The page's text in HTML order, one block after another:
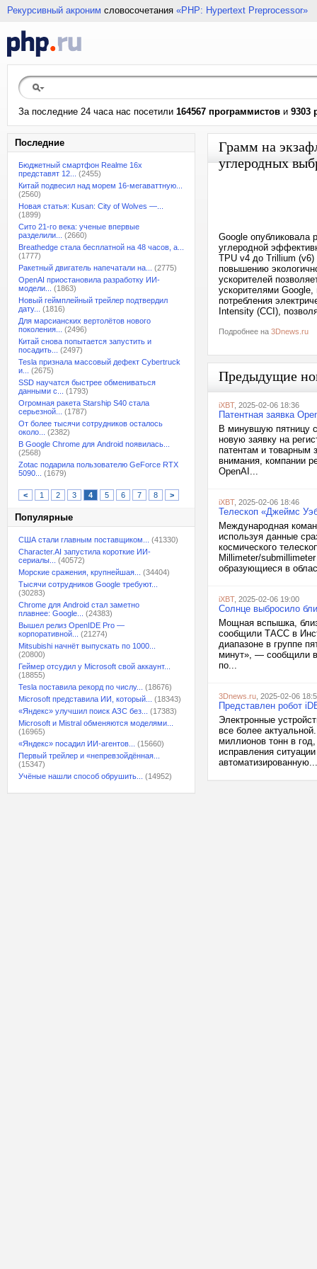
Рекурсивный акроним словосочетания «PHP: Hypertext Preprocessor»
За последние 24 часа нас посетили 164567 программистов и 9303
Последние
Бюджетный смартфон Realme 16x
представят 12...
(2455)
Китай подвесил над морем 16-мегаваттную...
(2560)
Новая статья: Kusan: City of Wolves —...
(1899)
Сито 21-го века: ученые впервые
разделили...
(2660)
Breathedge стала бесплатной на 48 часов, а...
(1777)
Ракетный двигатель напечатали на...
(2775)
OpenAI приостановила разработку ИИ-
модели...
(1863)
Новый геймплейный трейлер подтвердил
дату...
(1816)
Для марсианских вертолётов нового
поколения...
(2496)
Китай снова попытается запустить и
посадить...
(2497)
Tesla признала массовый дефект Cybertruck
и...
(2675)
SSD научатся быстрее обмениваться
данными с...
(1793)
Огромная ракета Starship S40 стала
серьезной...
(1787)
От более тысячи сотрудников осталось
около...
(2382)
В Google Chrome для Android появилась...
(2568)
Zotac подарила пользователю GeForce RTX
5090...
(1679)
< 1 2 3 4 5 6 7 8 >
Популярные
США стали главным поставщиком...
(41330)
Character.AI запустила короткие ИИ-
сериалы...
(40572)
Морские сражения, крупнейшая...
(34404)
Тысячи сотрудников Google требуют...
(30283)
Chrome для Android стал заметно
плавнее: Google...
(24383)
Вышел релиз OpenIDE Pro —
корпоративной...
(21274)
Mitsubishi начнёт выпускать по 1000...
(20800)
Геймер отсудил у Microsoft свой аккаунт...
(18855)
Tesla поставила рекорд по числу...
(18676)
Microsoft представила ИИ, который...
(18343)
«Яндекс» улучшил поиск АЗС без...
(17383)
Microsoft и Mistral обменяются моделями...
(16965)
«Яндекс» посадил ИИ-агентов...
(15660)
Первый трейлер и «непревзойдённая...
(15347)
Учёные нашли способ обрушить...
(14952)
Грамм на
углеродных
Google опубликовала
углеродной
TPU v4 до Trillium (v6)
повышению
ускорителей
ускорителями
потребления
Intensity (CCI),
Подробнее на 3Dnews.ru
Предыдущие
iXBT, 2025-02-06 18:36
Патентная заявка
В минувшую пятницу
новую заявку на
патентам и товарным
внимания, компании
OpenAI...
iXBT, 2025-02-06 18:46
Телескоп «Джеймс
Международная
используя данные
космического
Millimeter/
образующиеся в
iXBT, 2025-02-06 19:00
Солнце выбросило
Мощная вспышка,
сообщили ТАСС в
диапазоне в группе
минут», — сообщили в
по...
3Dnews.ru , 2025-02-06
Представлен робот
Электронные
все более
миллионов тонн в
исправления
автоматизированную...